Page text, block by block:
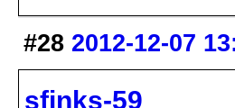
#28 2012-12-07
sfinks-59